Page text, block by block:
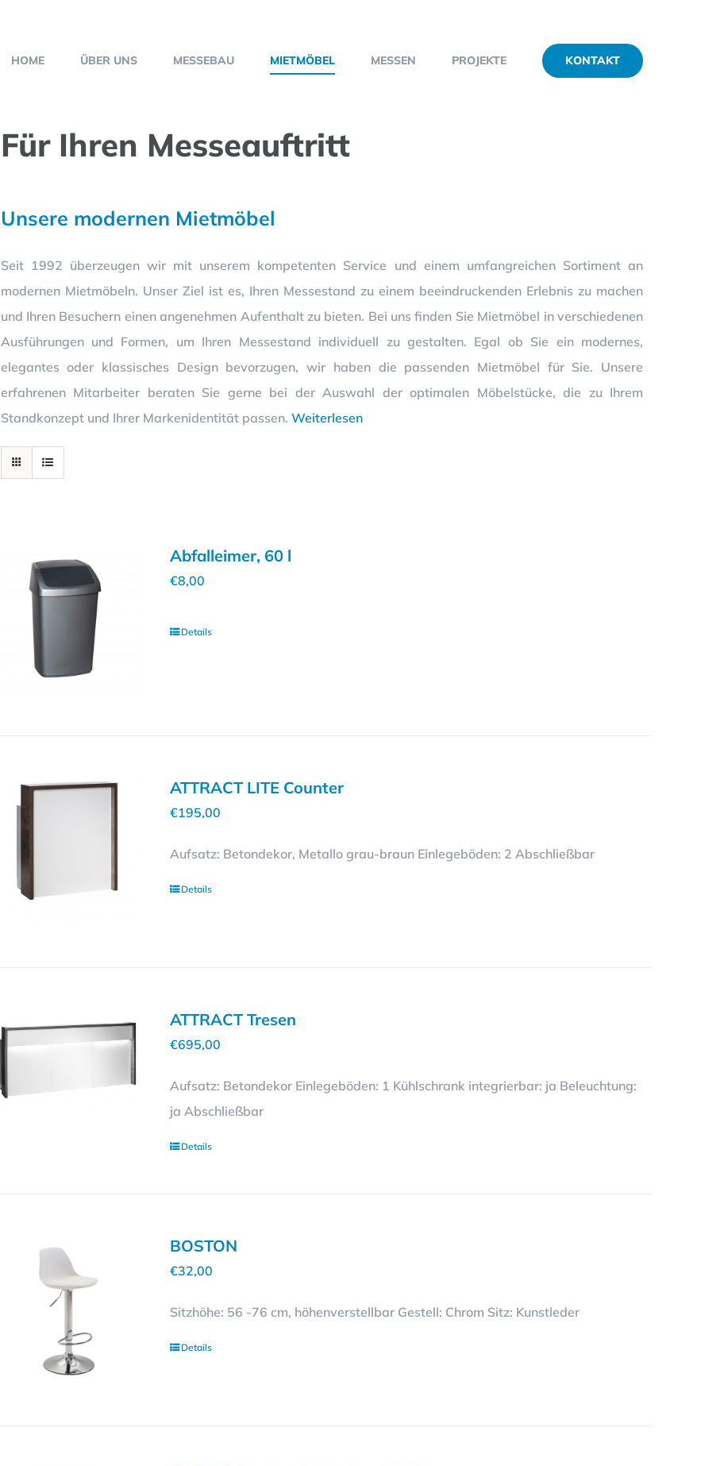
HOME ÜBER UNS MESSEBAU MIETMÖBEL MESSEN PROJEKTE KONTAKT
Für Ihren Messeauftritt
Unsere modernen Mietmöbel
Seit 1992 überzeugen wir mit unserem kompetenten Service und einem umfangreichen Sortiment an
modernen Mietmöbeln. Unser Ziel ist es, Ihren Messestand zu einem beeindruckenden Erlebnis zu machen
und Ihren Besuchern einen angenehmen Aufenthalt zu bieten. Bei uns finden Sie Mietmöbel in verschiedenen
Ausführungen und Formen, um Ihren Messestand individuell zu gestalten. Egal ob Sie ein modernes,
elegantes oder klassisches Design bevorzugen, wir haben die passenden Mietmöbel für Sie. Unsere
erfahrenen Mitarbeiter beraten Sie gerne bei der Auswahl der optimalen Möbelstücke, die zu Ihrem
Standkonzept und Ihrer Markenidentität passen. Weiterlesen
Abfalleimer, 60 l
€8,00
Details
ATTRACT LITE Counter
€195,00
Aufsatz: Betondekor, Metallo grau-braun Einlegeböden: 2 Abschließbar
Details
ATTRACT Tresen
€695,00
Aufsatz: Betondekor Einlegeböden: 1 Kühlschrank integrierbar: ja Beleuchtung:
ja Abschließbar
Details
BOSTON
€32,00
Sitzhöhe: 56 -76 cm, höhenverstellbar Gestell: Chrom Sitz: Kunstleder
Details